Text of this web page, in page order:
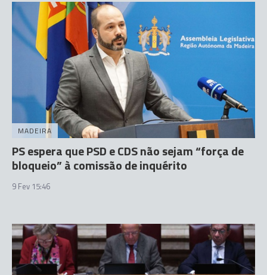
MADEIRA
PS espera que PSD e CDS não sejam “força de
bloqueio” à comissão de inquérito
9 Fev 15:46